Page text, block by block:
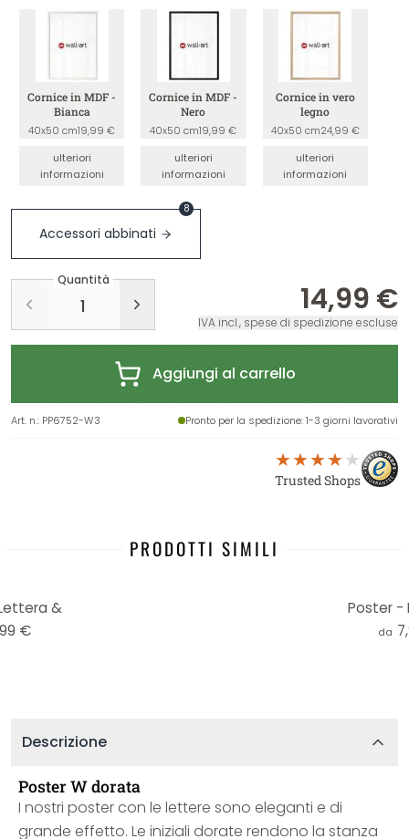
Cornice in MDF -
Bianca
40x50 cm19,99 €
ulteriori
informazioni
Cornice in MDF -
Nero
40x50 cm19,99 €
ulteriori
informazioni
Cornice in vero
legno
40x50 cm24,99 €
ulteriori
informazioni
Accessori abbinati
8
Quantità
14,99 €
IVA incl., spese di spedizione escluse
Aggiungi al carrello
Art. n.: PP6752-W3 Pronto per la spedizione: 1-3 giorni lavorativi
Trusted Shops
PRODOTTI SIMILI
&
€
Poster -
da
Descrizione
Poster W dorata
I nostri poster con le lettere sono eleganti e di
grande effetto. Le iniziali dorate rendono la stanza